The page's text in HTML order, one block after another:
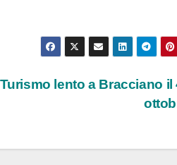
lento a Bracciano il